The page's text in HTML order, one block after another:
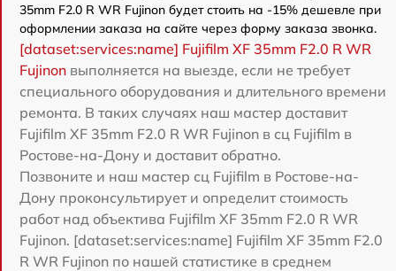
35mm F2.0 R WR Fujinon будет стоить на -15% дешевле при
оформлении заказа на сайте через форму заказа звонка.
[dataset:services:name] Fujifilm XF 35mm F2.0 R WR
Fujinon выполняется на выезде, если не требует
специального оборудования и длительного времени
ремонта. В таких случаях наш мастер доставит
Fujifilm XF 35mm F2.0 R WR Fujinon в сц Fujifilm в
Ростове-на-Дону и доставит обратно.
Позвоните и наш мастер сц Fujifilm в Ростове-на-
Дону проконсультирует и определит стоимость
работ над объектива Fujifilm XF 35mm F2.0 R WR
Fujinon. [dataset:services:name] Fujifilm XF 35mm F2.0
R WR Fujinon по нашей статистике в среднем